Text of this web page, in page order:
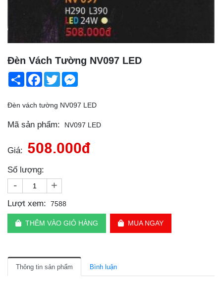
Đèn Vách Tường NV097 LED
Share Facebook
Twitter
Đèn vách tường NV097 LED
Mã sản phẩm: NV097 LED
Giá: 508.000đ
Số lượng:
- +
Lượt xem: 7588
THÊM VÀO GIỎ HÀNG MUA NGAY
Thông tin sản phẩm Bình luận